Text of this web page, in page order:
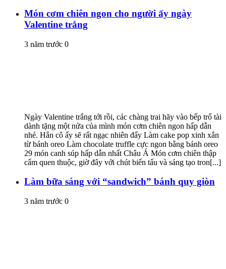
Món cơm chiên ngon cho người ấy ngày
Valentine trắng
3 năm trước 0
Ngày Valentine trắng tới rồi, các chàng trai hãy vào bếp trổ tài
dành tặng một nửa của mình món cơm chiên ngon hấp dẫn
nhé. Hẳn cô ấy sẽ rất ngạc nhiên đấy Làm cake pop xinh xắn
từ bánh oreo Làm chocolate truffle cực ngon bằng bánh oreo
29 món canh súp hấp dẫn nhất Châu Á Món cơm chiên thập
cẩm quen thuộc, giờ đây với chút biến tấu và sáng tạo tron[...]
Làm bữa sáng với “sandwich” bánh quy giòn
3 năm trước 0